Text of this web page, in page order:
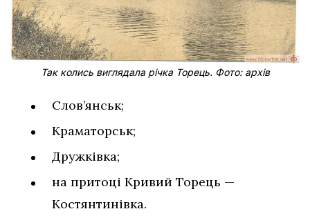
Так колись виглядала річка Торець. Фото: архів
Слов’янськ;
Краматорськ;
Дружківка;
на притоці Кривий Торець —
Костянтинівка.